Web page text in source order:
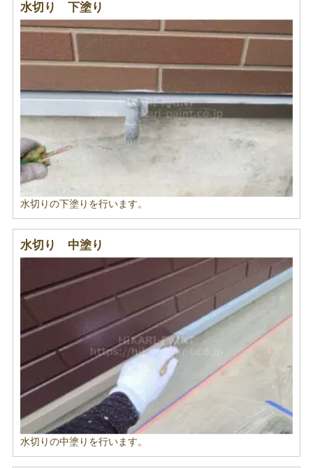
水切り 下塗り
水切りの下塗りを行います。
水切り 中塗り
水切りの中塗りを行います。